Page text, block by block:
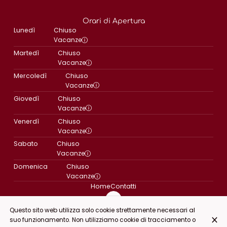
Orari di Apertura
Lunedì
Chiuso
Vacanze
Martedì
Chiuso
Vacanze
Mercoledì
Chiuso
Vacanze
Giovedì
Chiuso
Vacanze
Venerdì
Chiuso
Vacanze
Sabato
Chiuso
Vacanze
Domenica
Chiuso
Vacanze
HomeContatti
Questo sito web utilizza solo cookie strettamente necessari al
suo funzionamento. Non utilizziamo cookie di tracciamento o